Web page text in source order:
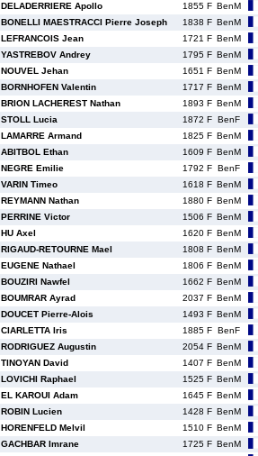
DELADERRIERE Apollo 1855 F BenM
BONELLI MAESTRACCI Pierre Joseph 1838 F BenM
LEFRANCOIS Jean 1721 F BenM
YASTREBOV Andrey 1795 F BenM
NOUVEL Jehan 1651 F BenM
BORNHOFEN Valentin 1717 F BenM
BRION LACHEREST Nathan 1893 F BenM
STOLL Lucia 1872 F BenF
LAMARRE Armand 1825 F BenM
ABITBOL Ethan 1609 F BenM
NEGRE Emilie 1792 F BenF
VARIN Timeo 1618 F BenM
REYMANN Nathan 1880 F BenM
PERRINE Victor 1506 F BenM
HU Axel 1620 F BenM
RIGAUD-RETOURNE Mael 1808 F BenM
EUGENE Nathael 1806 F BenM
BOUZIRI Nawfel 1662 F BenM
BOUMRAR Ayrad 2037 F BenM
DOUCET Pierre-Alois 1493 F BenM
CIARLETTA Iris 1885 F BenF
RODRIGUEZ Augustin 2054 F BenM
TINOYAN David 1407 F BenM
LOVICHI Raphael 1525 F BenM
EL KAROUI Adam 1645 F BenM
ROBIN Lucien 1428 F BenM
HORENFELD Melvil 1510 F BenM
GACHBAR Imrane 1725 F BenM